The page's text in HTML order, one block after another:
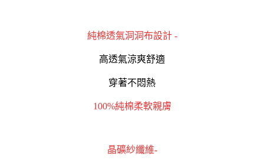
純棉透氣洞洞布設計 -
高透氣涼爽舒適
穿著不悶熱
100%純棉柔軟親膚
晶礦紗纖維-